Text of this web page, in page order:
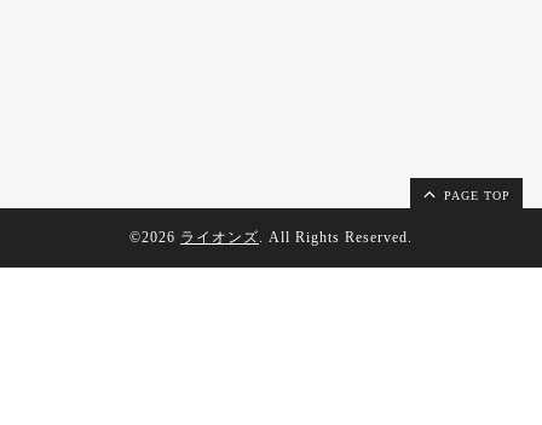
PAGE TOP
©2026 ライオンズ. All Rights Reserved.